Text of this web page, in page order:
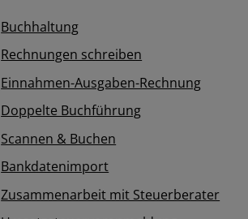
Buchhaltung
Rechnungen schreiben
Einnahmen-Ausgaben-Rechnung
Doppelte Buchführung
Scannen & Buchen
Bankdatenimport
Zusammenarbeit mit Steuerberater